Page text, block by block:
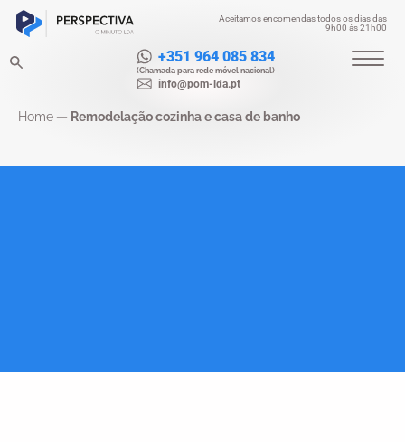
Aceitamos encomendas todos os dias das
9h00 às 21h00
+351 964 085 834
info@pom-lda.pt
(Chamada para rede móvel nacional)
Home— Remodelação cozinha e casa de banho